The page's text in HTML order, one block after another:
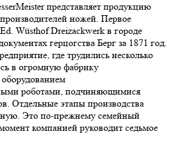
представляет продукцию
ножей. Первое
Wüsthof Dreizackwerk в городе
герцогства Берг за 1871 год.
где трудились несколько
в огромную фабрику
роботами, подчиняющимися
Отдельные этапы производства
Это по-прежнему семейный
компанией руководит седьмое